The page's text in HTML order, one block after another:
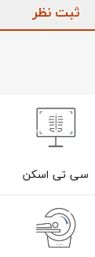
ثبت نظر
سی تی اسکن